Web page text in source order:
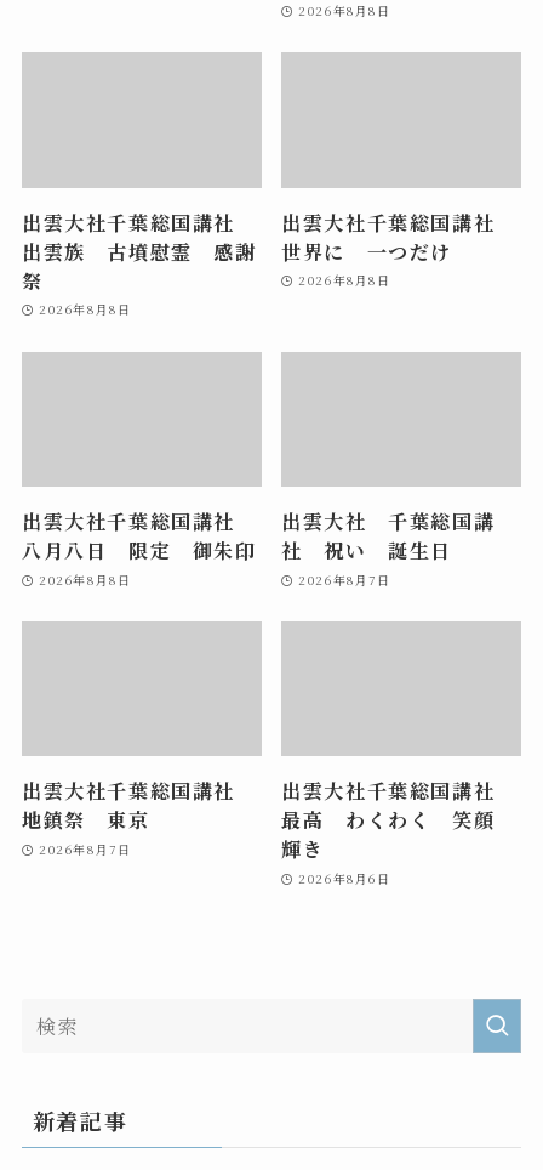
2026年8月8日
出雲大社千葉総国講社
出雲族 古墳慰霊 感謝
祭
2026年8月8日
出雲大社千葉総国講社
世界に 一つだけ
2026年8月8日
出雲大社千葉総国講社
八月八日 限定 御朱印
2026年8月8日
出雲大社 千葉総国講
社 祝い 誕生日
2026年8月7日
出雲大社千葉総国講社
地鎮祭 東京
2026年8月7日
出雲大社千葉総国講社
最高 わくわく 笑顔
輝き
2026年8月6日
新着記事